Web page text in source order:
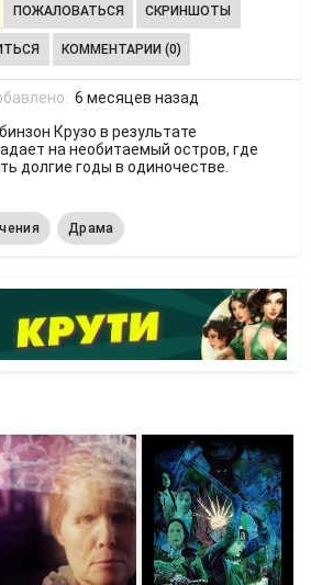
ПОЖАЛОВАТЬСЯ СКРИНШОТЫ
КОММЕНТАРИИ (0)
6 месяцев назад
Крузо в результате
на необитаемый остров, где
долгие годы в одиночестве.
Драма